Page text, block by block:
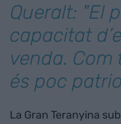
Queralt: "El
capacitat
venda.
és poc
La Gran Teranyina